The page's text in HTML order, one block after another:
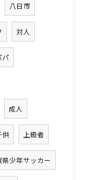
八日市
対人
パ
成人
供 上級者
県少年サッカー